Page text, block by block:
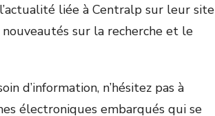
liée à Centralp sur leur site
sur la recherche et le
d’information, n’hésitez pas à
électroniques embarqués qui se